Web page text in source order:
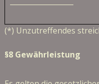
(*) Unzutreffendes
§8 Gewährleistung